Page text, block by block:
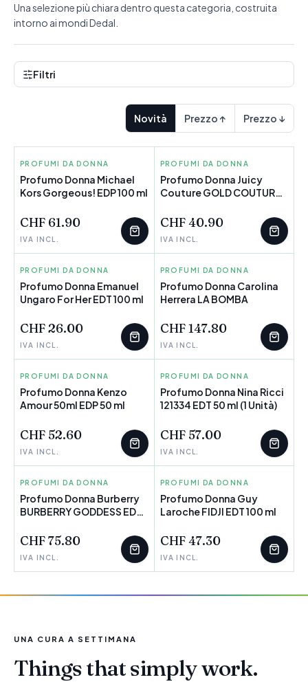
Una selezione più chiara dentro questa categoria, costruita
intorno ai mondi Dedal.
Filtri
Novità Prezzo ↑ Prezzo ↓
MICHAEL KORS
POCHI PEZZI
PROFUMI DA DONNA
Profumo Donna Michael
Kors Gorgeous! EDP 100 ml
CHF 61.90
IVA INCL.
JUICY COUTURE
POCHI PEZZI
PROFUMI DA DONNA
Profumo Donna Juicy
Couture GOLD COUTURE
CHF 40.90
IVA INCL.
EMANUEL UNGARO
POCHI PEZZI
PROFUMI DA DONNA
Profumo Donna Emanuel
Ungaro For Her EDT 100 ml
CHF 26.00
IVA INCL.
CAROLINA HERRERA
POCHI PEZZI
PROFUMI DA DONNA
Profumo Donna Carolina
Herrera LA BOMBA
CHF 147.80
IVA INCL.
KENZO
POCHI PEZZI
PROFUMI DA DONNA
Profumo Donna Kenzo
Amour 50ml EDP 50 ml
CHF 52.60
IVA INCL.
NINA RICCI
POCHI PEZZI
PROFUMI DA DONNA
Profumo Donna Nina Ricci
121334 EDT 50 ml (1 Unità)
CHF 57.00
IVA INCL.
BURBERRY
PROFUMI DA DONNA
Profumo Donna Burberry
BURBERRY GODDESS EDP
CHF 75.80
IVA INCL.
GUY LAROCHE
POCHI PEZZI
PROFUMI DA DONNA
Profumo Donna Guy
Laroche FIDJI EDT 100 ml
CHF 47.30
IVA INCL.
UNA CURA A SETTIMANA
Things that simply work.